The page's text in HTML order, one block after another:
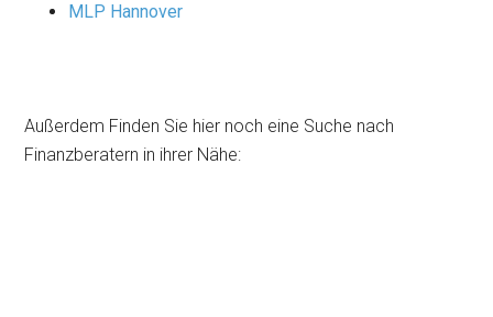
MLP Hannover
Außerdem Finden Sie hier noch eine Suche nach
Finanzberatern in ihrer Nähe: